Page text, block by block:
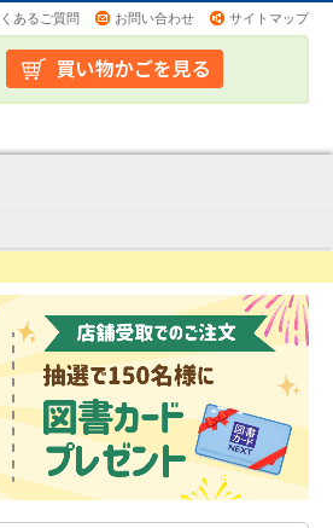
あるご質問 お問い合わせ サイトマップ